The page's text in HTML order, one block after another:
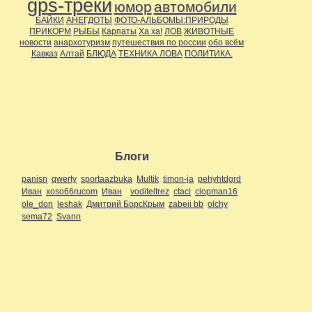
gps-треки юморавтомобили
БАЙКИ АНЕГДОТЫ ФОТО-АЛЬБОМЫ:ПРИРОДЫ
ПРИКОРМ РЫБЫ Карпаты Ха ха! ЛОВ ЖИВОТНЫЕ
новости анархотуризм путешествия по россии обо всём
Кавказ Алтай БЛЮДА ТЕХНИКА ЛОВА ПОЛИТИКА.
Блоги
panisn qwerty sportaazbuka Multik timon-ja pehyhtdgrd
Иван xoso66rucom Иван voditeltrez ctaci clopman16
ole_don leshak Дмитрий БорсКрым zabeii bb olchy
sema72 Svann